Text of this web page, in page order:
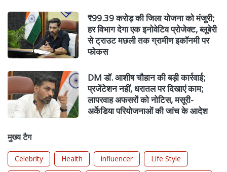
₹99.39 करोड़ की जिला योजना को मंजूरी;
हर विभाग देगा एक इनोवेटिव प्रोजेक्ट, ब्लूबेरी
से ट्राउट मछली तक ग्रामीण इकॉनमी पर
फोकस
DM डॉ. आशीष चौहान की बड़ी कार्रवाई;
प्रजेंटेशन नहीं, धरातल पर दिखाएं काम;
लापरवाह अफसरों को नोटिस, मसूरी-
अर्केडिया परियोजनाओं की जांच के आदेश
मुख्य टैग
Celebrity Health influencer
Life Style